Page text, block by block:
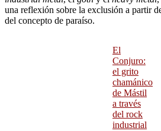
una reflexión sobre la exclusión a partir
del concepto de paraíso.
El
Conjuro:
el grito
chamánico
de Mástil
a través
del rock
industrial